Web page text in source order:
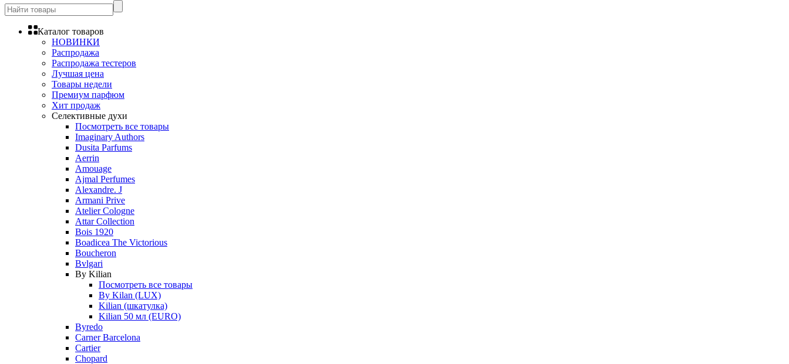
Каталог товаров
НОВИНКИ
Распродажа
Распродажа тестеров
Лучшая цена
Товары недели
Премиум парфюм
Хит продаж
Селективные духи
Посмотреть все товары
Imaginary Authors
Dusita Parfums
Aerrin
Amouage
Ajmal Perfumes
Alexandre. J
Armani Prive
Atelier Cologne
Attar Collection
Bois 1920
Boadicea The Victorious
Boucheron
Bvlgari
By Kilian
Посмотреть все товары
By Kilan (LUX)
Kilian (шкатулка)
Kilian 50 мл (EURO)
Byredo
Carner Barcelona
Cartier
Chopard